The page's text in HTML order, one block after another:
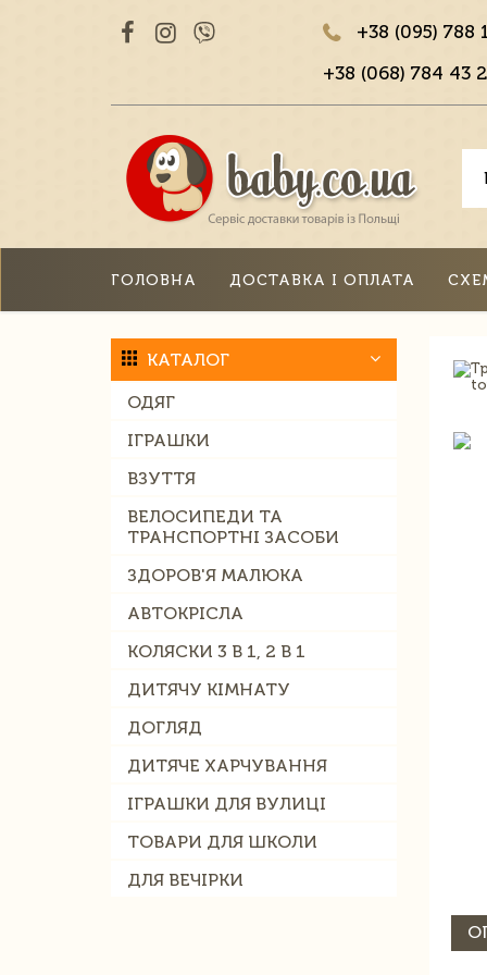
+38 (095) 788
+38 (068) 784 43
ГОЛОВНА ДОСТАВКА І ОПЛАТА
КАТАЛОГ
ОДЯГ
ІГРАШКИ
ВЗУТТЯ
ВЕЛОСИПЕДИ ТА
ТРАНСПОРТНІ ЗАСОБИ
ЗДОРОВ'Я МАЛЮКА
АВТОКРІСЛА
КОЛЯСКИ 3 В 1, 2 В 1
ДИТЯЧУ КІМНАТУ
ДОГЛЯД
ДИТЯЧЕ ХАРЧУВАННЯ
ІГРАШКИ ДЛЯ ВУЛИЦІ
ТОВАРИ ДЛЯ ШКОЛИ
ДЛЯ ВЕЧІРКИ